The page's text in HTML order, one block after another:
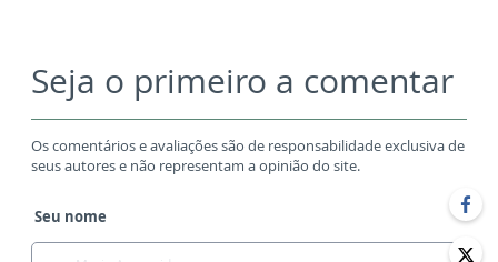
Seja o primeiro a comentar
Os comentários e avaliações são de responsabilidade exclusiva de
seus autores e não representam a opinião do site.
Seu nome